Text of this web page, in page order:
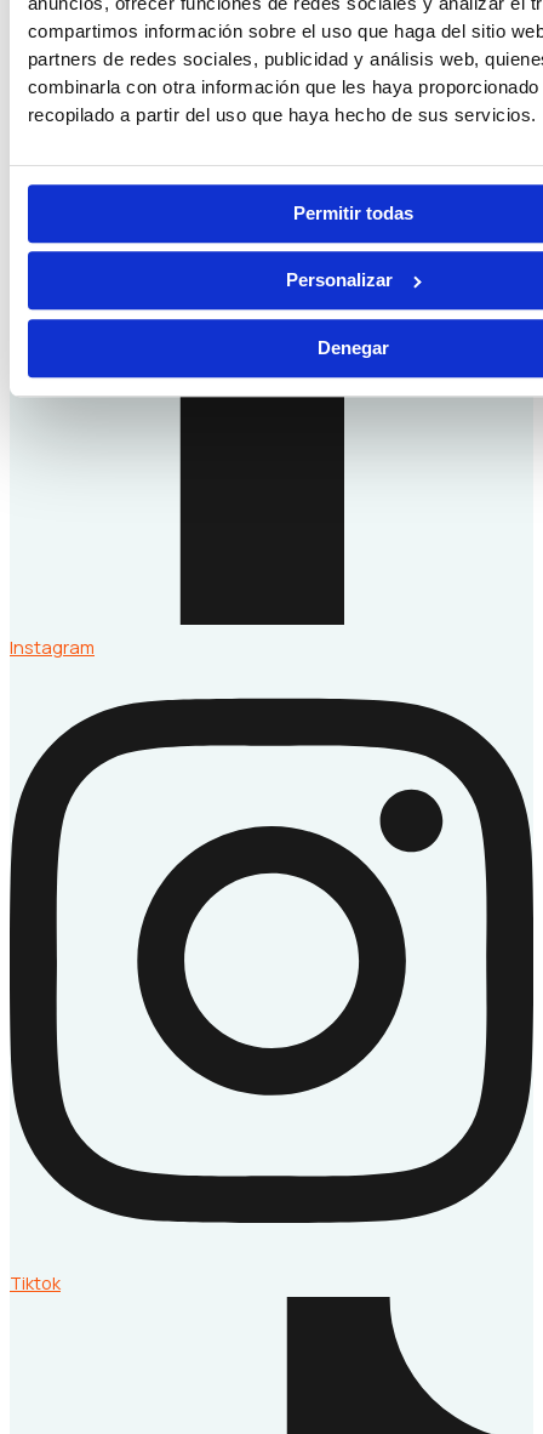
compartimos información sobre el uso que haga del sitio
partners de redes sociales, publicidad y análisis web,
combinarla con otra información que les haya
recopilado a partir del uso que haya hecho de sus servicios.
Permitir todas
Personalizar
Denegar
Instagram
Tiktok